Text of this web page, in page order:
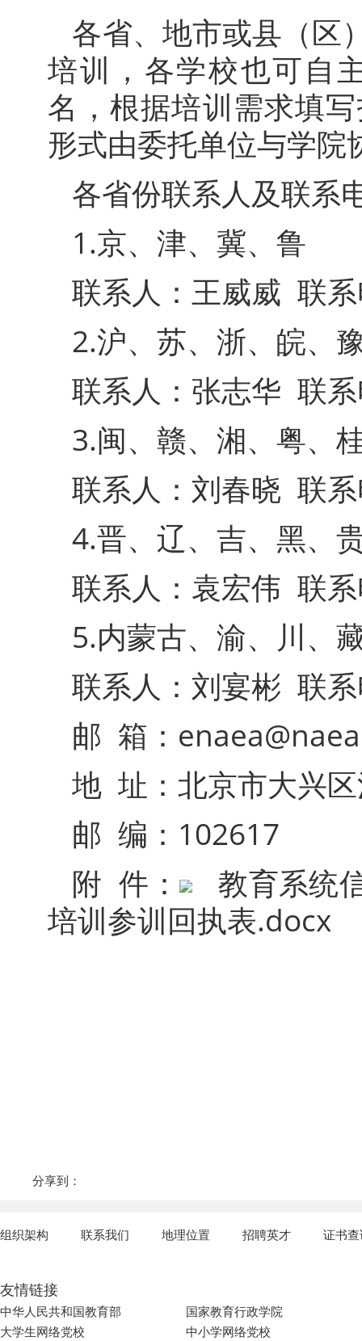
各省、地市或县（区
培训，各学校也可自
名，根据培训需求填
形式由委托单位与学院
各省份联系人及联系
1.京、津、冀、鲁
联系人：王威威 联
2.沪、苏、浙、皖、
联系人：张志华 联
3.闽、赣、湘、粤、
联系人：刘春晓 联
4.晋、辽、吉、黑、
联系人：袁宏伟 联
5.内蒙古、渝、川、
联系人：刘宴彬 联
邮 箱：
地 址：北京市大兴
邮 编：102617
附 件：
教育系统
培训参训回执表.docx
分享到：
组织架构 联系我们 地理位置 招聘英才 证书
友情链接
中华人民共和国教育部
国家教育行政学院
大学生网络党校
中小学网络党校